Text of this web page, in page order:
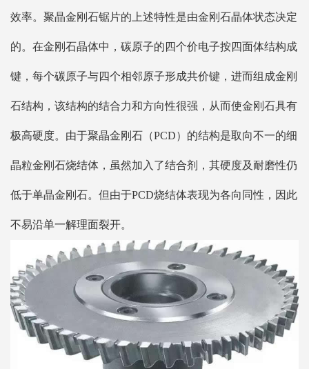
效率。聚晶金刚石锯片的上述特性是由金刚石晶体状态决定
的。在金刚石晶体中，碳原子的四个价电子按四面体结构成
键，每个碳原子与四个相邻原子形成共价键，进而组成金刚
石结构，该结构的结合力和方向性很强，从而使金刚石具有
极高硬度。由于聚晶金刚石（PCD）的结构是取向不一的细
晶粒金刚石烧结体，虽然加入了结合剂，其硬度及耐磨性仍
低于单晶金刚石。但由于PCD烧结体表现为各向同性，因此
不易沿单一解理面裂开。